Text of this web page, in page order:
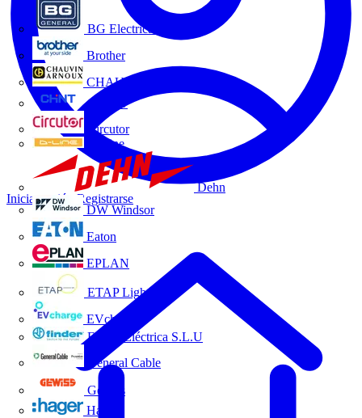
BG Electrical
Brother
CHAUVIN ARNOUX
CHINT
Circutor
D-Line
Dehn
DW Windsor
Eaton
EPLAN
ETAP Lighting
EVcharge
Finder Eléctrica S.L.U
General Cable
Gewiss
Hager
Iniciar sesión Registrarse